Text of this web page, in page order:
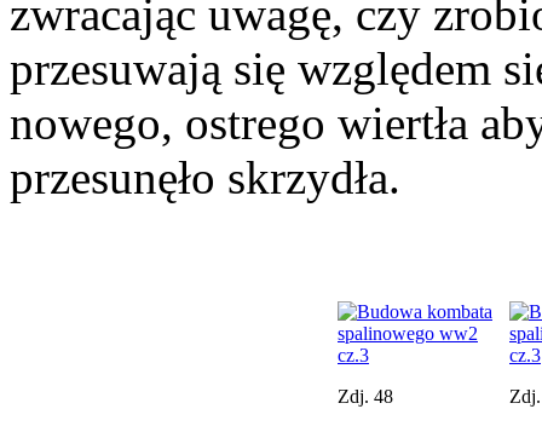
zwracając uwagę, czy
przesuwają się względem
nowego, ostrego wiertła
przesunęło skrzydła.
Zdj. 48